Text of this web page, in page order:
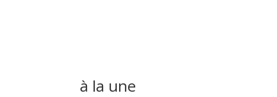
à la une